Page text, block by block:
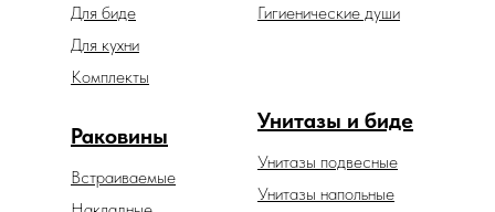
Гигиенические души
Унитазы и биде
Унитазы подвесные
Унитазы напольные
Раковины
Встраиваемые
Для биде
Для кухни
Комплекты